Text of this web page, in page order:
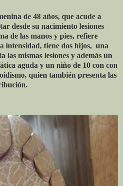
de 48 años, que acude a
desde su nacimiento lesiones
de las manos y pies, refiere
intensidad, tiene dos hijos, una
las mismas lesiones y además un
aguda y un niño de 10 con con
quien también presenta las